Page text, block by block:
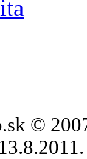
©